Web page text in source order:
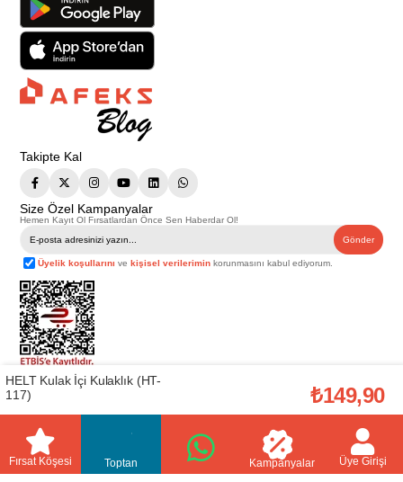
Takipte Kal
Size Özel Kampanyalar
Hemen Kayıt Ol Fırsatlardan Önce Sen Haberdar Ol!
Gönder
Üyelik koşullarını vekişisel verilerimin korunmasını kabul ediyorum.
Telif Hakkı © 2026Afeks Yapı Market
. Tüm hakları saklıdır.
Bu web sitesindeki tüm ürünler ticari amaçlıdır. Web sitemizde yer alan
görsel ve yazılı içerikler firmamıza ait olup, firmamızın yazılı izni alınmadan
başka yerlerde kullanılamaz. İçeriklerin izin alınmadan kopyalanması ve
kullanılması 5846 sayılı Fikir ve Sanat Eserleri Yasasına göre suçtur.
Fırsat Köşesi Toptan Kampanyalar Üye Girişi
HELT Kulak İçi Kulaklık (HT-
117)
₺149,90